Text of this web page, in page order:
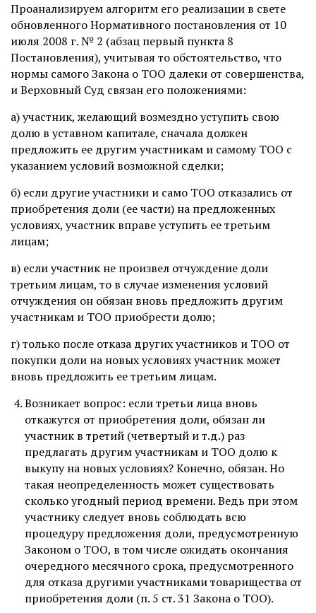
Проанализируем алгоритм его реализации в свете
обновленного Нормативного постановления от 10
июля 2008 г. № 2 (абзац первый пункта 8
Постановления), учитывая то обстоятельство, что
нормы самого Закона о ТОО далеки от совершенства,
и Верховный Суд связан его положениями:
а) участник, желающий возмездно уступить свою
долю в уставном капитале, сначала должен
предложить ее другим участникам и самому ТОО с
указанием условий возможной сделки;
б) если другие участники и само ТОО отказались от
приобретения доли (ее части) на предложенных
условиях, участник вправе уступить ее третьим
лицам;
в) если участник не произвел отчуждение доли
третьим лицам, то в случае изменения условий
отчуждения он обязан вновь предложить другим
участникам и ТОО приобрести долю;
г) только после отказа других участников и ТОО от
покупки доли на новых условиях участник может
вновь предложить ее третьим лицам.
Возникает вопрос: если третьи лица вновь
откажутся от приобретения доли, обязан ли
участник в третий (четвертый и т.д.) раз
предлагать другим участникам и ТОО долю к
выкупу на новых условиях? Конечно, обязан. Но
такая неопределенность может существовать
сколько угодный период времени. Ведь при этом
участнику следует вновь соблюдать всю
процедуру предложения доли, предусмотренную
Законом о ТОО, в том числе ожидать окончания
очередного месячного срока, предусмотренного
для отказа другими участниками товарищества от
приобретения доли (п. 5 ст. 31 Закона о ТОО).